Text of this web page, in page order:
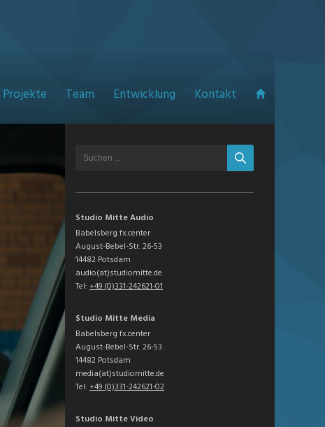
Projekte Team Entwicklung Kontakt
Studio Mitte Audio
Babelsberg fx.center
August-Bebel-Str. 26-53
14482 Potsdam
audio(at)studiomitte.de
Tel: +49 (0)331-242621-01
Studio Mitte Media
Babelsberg fx.center
August-Bebel-Str. 26-53
14482 Potsdam
media(at)studiomitte.de
Tel: +49 (0)331-242621-02
Studio Mitte Video